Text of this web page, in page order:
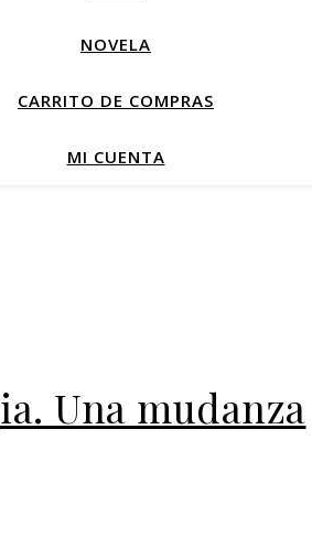
NOVELA
CARRITO DE COMPRAS
MI CUENTA
Una mudanza